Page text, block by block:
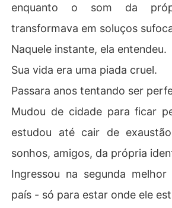
enquanto o som da
transformava em soluços
Naquele instante, ela entendeu.
Sua vida era uma piada cruel.
Passara anos tentando ser
Mudou de cidade para ficar
estudou até cair de
sonhos, amigos, da própria
Ingressou na segunda melhor
país - só para estar onde ele